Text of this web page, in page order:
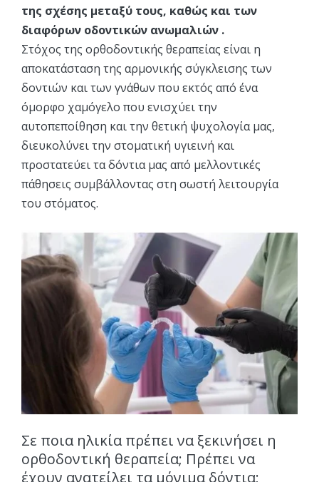
της σχέσης μεταξύ τους, καθώς και των
διαφόρων οδοντικών ανωμαλιών .
Στόχος της ορθοδοντικής θεραπείας είναι η
αποκατάσταση της αρμονικής σύγκλεισης των
δοντιών και των γνάθων που εκτός από ένα
όμορφο χαμόγελο που ενισχύει την
αυτοπεποίθηση και την θετική ψυχολογία μας,
διευκολύνει την στοματική υγιεινή και
προστατεύει τα δόντια μας από μελλοντικές
πάθησεις συμβάλλοντας στη σωστή λειτουργία
του στόματος.
Σε ποια ηλικία πρέπει να ξεκινήσει η
ορθοδοντική θεραπεία; Πρέπει να
έχουν ανατείλει τα μόνιμα δόντια;